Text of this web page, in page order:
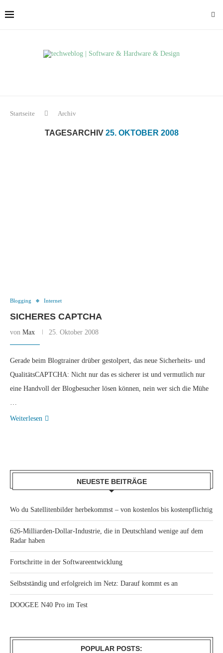
Startseite Archiv
TAGESARCHIV 25. OKTOBER 2008
Blogging Internet
SICHERES CAPTCHA
von Max 25. Oktober 2008
Gerade beim Blogtrainer drüber gestolpert, das neue Sicherheits- und
QualitätsCAPTCHA: Nicht nur das es sicherer ist und vermutlich nur
eine Handvoll der Blogbesucher lösen können, nein wer sich die Mühe
…
Weiterlesen
NEUESTE BEITRÄGE
Wo du Satellitenbilder herbekommst – von kostenlos bis kostenpflichtig
626-Milliarden-Dollar-Industrie, die in Deutschland wenige auf dem
Radar haben
Fortschritte in der Softwareentwicklung
Selbstständig und erfolgreich im Netz: Darauf kommt es an
DOOGEE N40 Pro im Test
POPULAR POSTS: